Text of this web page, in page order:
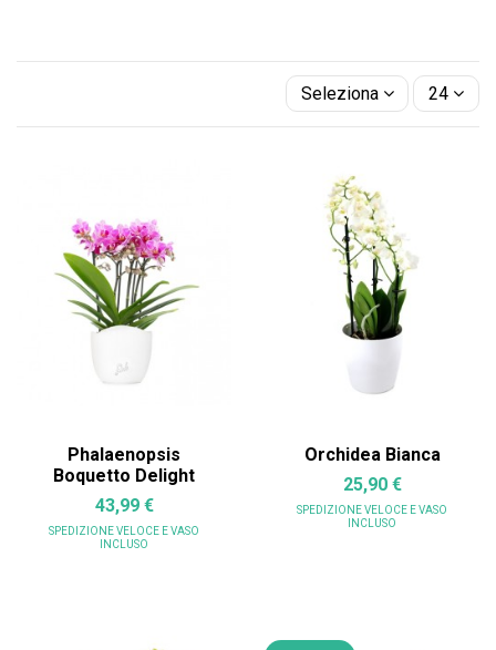
Seleziona 24
Phalaenopsis
Boquetto Delight
43,99 €
SPEDIZIONE VELOCE E VASO
INCLUSO
Orchidea Bianca
25,90 €
SPEDIZIONE VELOCE E VASO
INCLUSO